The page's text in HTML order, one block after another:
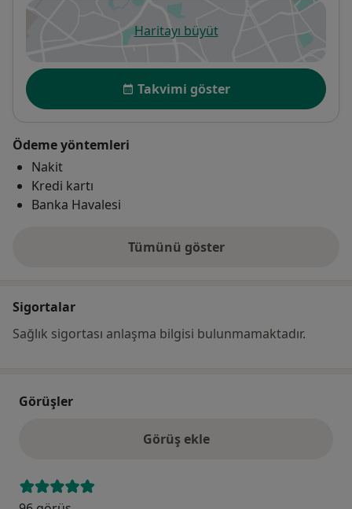
Haritayı büyütyeni bir sekmede açılır
Uygunluk
Takvimi göster
Ödeme yöntemleri
Nakit
Kredi kartı
Banka Havalesi
Tümünü göster
adres hakkında
Sigortalar
Sağlık sigortası anlaşma bilgisi bulunmamaktadır.
Görüşler
Görüş ekle